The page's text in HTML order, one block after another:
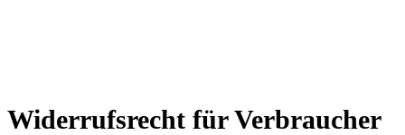
Widerrufsrecht für Verbraucher